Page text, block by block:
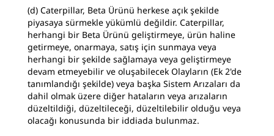
(d) Caterpillar, Beta Ürünü herkese açık şekilde
piyasaya sürmekle yükümlü değildir. Caterpillar,
herhangi bir Beta Ürünü geliştirmeye, ürün haline
getirmeye, onarmaya, satış için sunmaya veya
herhangi bir şekilde sağlamaya veya geliştirmeye
devam etmeyebilir ve oluşabilecek Olayların (Ek 2'de
tanımlandığı şekilde) veya başka Sistem Arızaları da
dahil olmak üzere diğer hataların veya arızaların
düzeltildiği, düzeltileceği, düzeltilebilir olduğu veya
olacağı konusunda bir iddiada bulunmaz.